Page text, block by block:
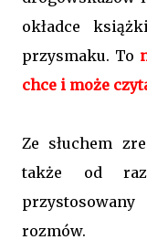
okładce
przysmaku. To
chce i może
Ze słuchem
także od
rozmów.